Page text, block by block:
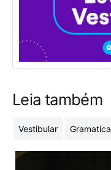
Leia também
Vestibular Gramatica